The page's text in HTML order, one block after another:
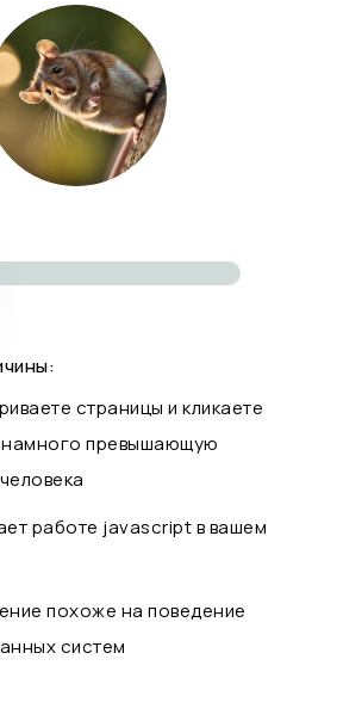
страницы и кликаете
превышающую
работе javascript в вашем
похоже на поведение
систем